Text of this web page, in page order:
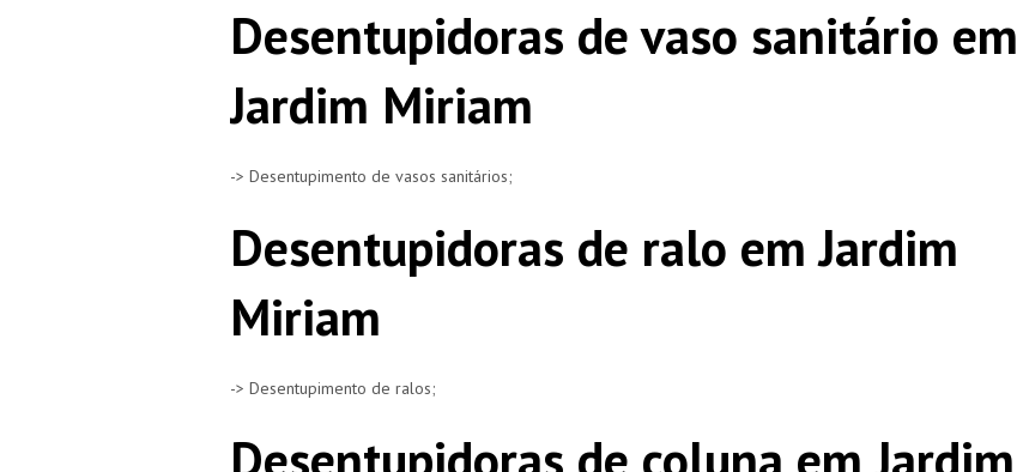
Desentupidoras de vaso sanitário em
Jardim Miriam
-> Desentupimento de vasos sanitários;
Desentupidoras de ralo em Jardim
Miriam
-> Desentupimento de ralos;